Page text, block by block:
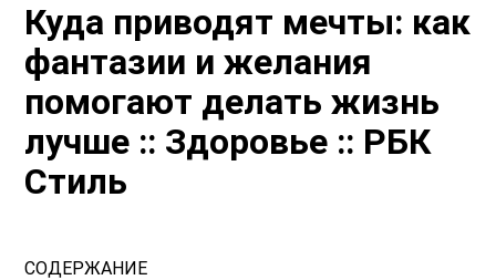
Куда приводят мечты: как
фантазии и желания
помогают делать жизнь
лучше :: Здоровье :: РБК
Стиль
СОДЕРЖАНИЕ